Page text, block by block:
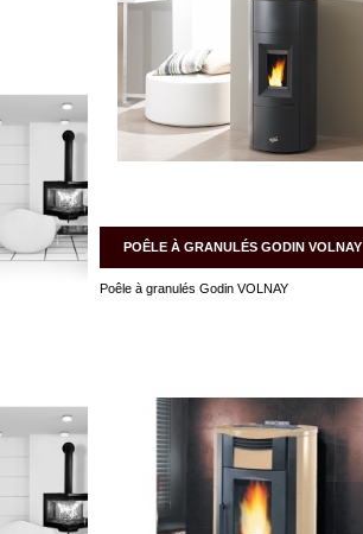
POÊLE À GRANULÉS GODIN VOLNAY
Poêle à granulés Godin VOLNAY